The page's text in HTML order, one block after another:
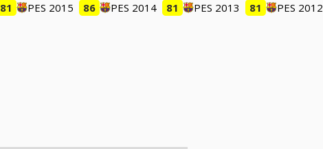
81 PES 2015 86 PES 2014 81 PES 2013 81 PES 2012